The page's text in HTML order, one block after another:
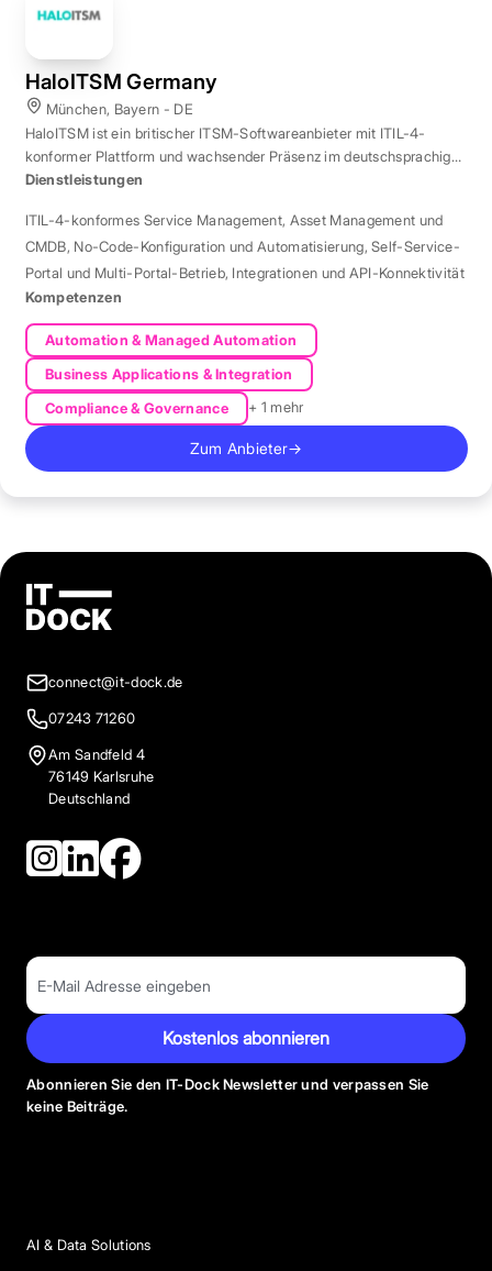
HaloITSM Germany
München, Bayern - DE
HaloITSM ist ein britischer ITSM-Softwareanbieter mit ITIL-4-
konformer Plattform und wachsender Präsenz im deutschsprachigen
Markt.
Dienstleistungen
ITIL-4-konformes Service Management, Asset Management und
CMDB, No-Code-Konfiguration und Automatisierung,Self-Service-
Portal und Multi-Portal-Betrieb, Integrationen und API-Konnektivität
Kompetenzen
Automation & Managed Automation
Business Applications & Integration
Compliance & Governance
+ 1 mehr
Zum Anbieter→
connect@it-dock.de
07243 71260
Am Sandfeld 4
76149 Karlsruhe
Deutschland
Kostenlos abonnieren
Abonnieren Sie den IT-Dock Newsletter und verpassen Sie
keine Beiträge.
AI & Data Solutions